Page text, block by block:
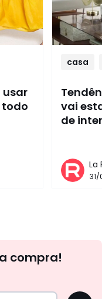
usar
casa
vai
de
La
compra!